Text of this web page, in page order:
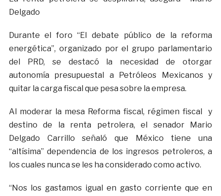
Delgado
Durante el foro “El debate público de la reforma
energética”, organizado por el grupo parlamentario
del PRD, se destacó la necesidad de otorgar
autonomía presupuestal a Petróleos Mexicanos y
quitar la carga fiscal que pesa sobre la empresa.
Al moderar la mesa Reforma fiscal, régimen fiscal y
destino de la renta petrolera, el senador Mario
Delgado Carrillo señaló que México tiene una
“altísima” dependencia de los ingresos petroleros, a
los cuales nunca se les ha considerado como activo.
“Nos los gastamos igual en gasto corriente que en